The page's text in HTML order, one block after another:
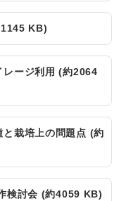
1145 KB)
レージ利用 (約2064
栽培上の問題点 (約
検討会 (約4059 KB)